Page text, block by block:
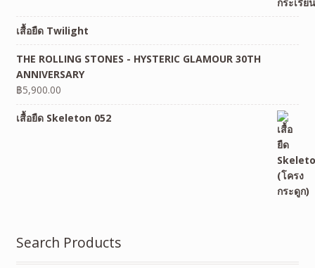
เสื้อยืด Twilight
THE ROLLING STONES - HYSTERIC GLAMOUR 30TH
ANNIVERSARY
฿5,900.00
เสื้อยืด Skeleton 052
Search Products